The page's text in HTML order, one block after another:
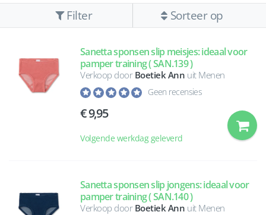
Filter Sorteer op
Sanetta sponsen slip meisjes: ideaal voor
pamper training ( SAN.139 )
Verkoop door Boetiek Ann uit Menen
Geen recensies
9,95
Volgende werkdag geleverd
Sanetta sponsen slip jongens: ideaal voor
pamper training ( SAN.140 )
Verkoop door Boetiek Ann uit Menen